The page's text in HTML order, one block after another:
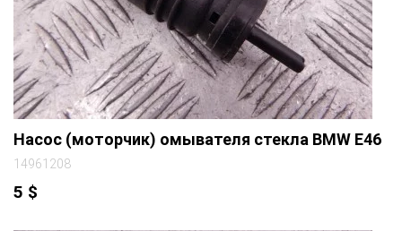
Насос (моторчик) омывателя стекла BMW E46
14961208
5 $